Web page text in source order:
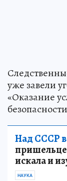
уже завели
«Оказание
Над СССР
искала и
НАУКА